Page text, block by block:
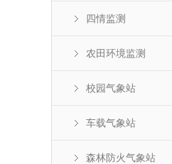
四情监测
农田环境监测
校园气象站
车载气象站
森林防火气象站